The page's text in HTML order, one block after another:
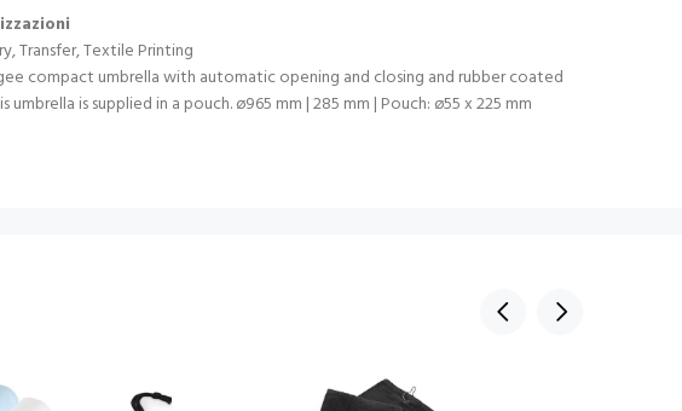
Transfer, Textile Printing
compact umbrella with automatic opening and closing and rubber coated
umbrella is supplied in a pouch. ø965 mm | 285 mm | Pouch: ø55 x 225 mm